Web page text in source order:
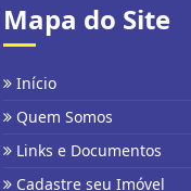
Mapa do Site
Início
Quem Somos
Links e Documentos
Cadastre seu Imóvel